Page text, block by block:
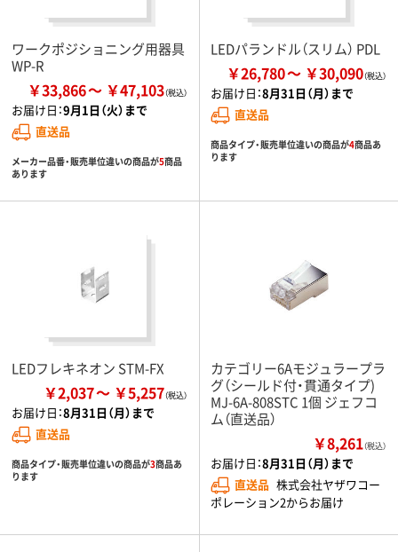
ワークポジショニング用器具
WP-R
￥33,866 ￥47,103
お届け日：9月1日（火）まで
直送品
メーカー品番・販売単位違いの商品が5商品
あります
LEDパランドル（スリム） PDL
￥26,780 ￥30,090
お届け日：8月31日（月）まで
直送品
商品タイプ・販売単位違いの商品が4商品あ
ります
LEDフレキネオン STM-FX
￥2,037 ￥5,257
お届け日：8月31日（月）まで
直送品
商品タイプ・販売単位違いの商品が3商品あ
ります
カテゴリー6Aモジュラープラ
グ（シールド付・貫通タイプ)
MJ-6A-808STC 1個 ジェフコ
ム（直送品）
￥8,261（税込）
お届け日：8月31日（月）まで
直送品 株式会社ヤザワコー
ポレーション2からお届け